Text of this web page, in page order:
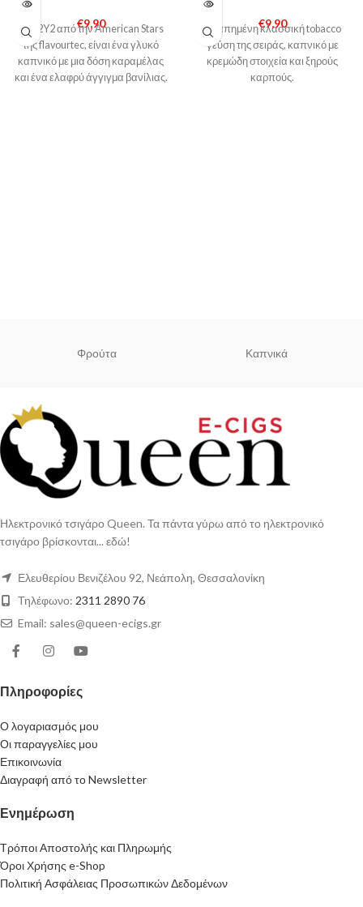
€9,90
Το R2Y2 από την American Stars
της flavourtec, είναι ένα γλυκό
καπνικό με μια δόση καραμέλας
και ένα ελαφρύ άγγιγμα βανίλιας.
€9,90
Αγαπημένη κλασσική tobacco
γεύση της σειράς, καπνικό με
κρεμώδη στοιχεία και ξηρούς
καρπούς.
Φρούτα Καπνικά
Ηλεκτρονικό τσιγάρο Queen. Τα πάντα γύρω από το ηλεκτρονικό
τσιγάρο βρίσκονται... εδώ!
Ελευθερίου Βενιζέλου 92, Νεάπολη, Θεσσαλονίκη
Τηλέφωνο: 2311 2890 76
Email: sales@queen-ecigs.gr
Πληροφορίες
Ο λογαριασμός μου
Οι παραγγελίες μου
Επικοινωνία
Διαγραφή από το Newsletter
Ενημέρωση
Τρόποι Αποστολής και Πληρωμής
Όροι Χρήσης e-Shop
Πολιτική Ασφάλειας Προσωπικών Δεδομένων